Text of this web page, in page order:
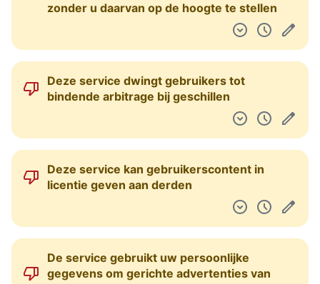
zonder u daarvan op de hoogte te stellen
Deze service dwingt gebruikers tot
bindende arbitrage bij geschillen
Deze service kan gebruikerscontent in
licentie geven aan derden
De service gebruikt uw persoonlijke
gegevens om gerichte advertenties van